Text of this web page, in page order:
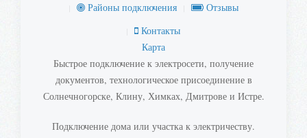
Районы подключения
Отзывы
Контакты
Карта
Быстрое подключение к электросети, получение
документов, технологическое присоединение в
Солнечногорске, Клину, Химках, Дмитрове и Истре.
Подключение дома или участка к электричеству.